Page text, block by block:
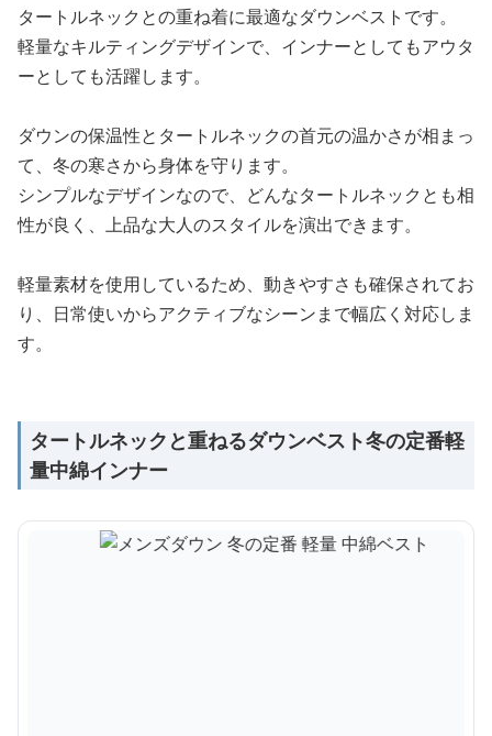
タートルネックとの重ね着に最適なダウンベストです。
軽量なキルティングデザインで、インナーとしてもアウタ
ーとしても活躍します。
ダウンの保温性とタートルネックの首元の温かさが相まっ
て、冬の寒さから身体を守ります。
シンプルなデザインなので、どんなタートルネックとも相
性が良く、上品な大人のスタイルを演出できます。
軽量素材を使用しているため、動きやすさも確保されてお
り、日常使いからアクティブなシーンまで幅広く対応しま
す。
タートルネックと重ねるダウンベスト冬の定番軽
量中綿インナー